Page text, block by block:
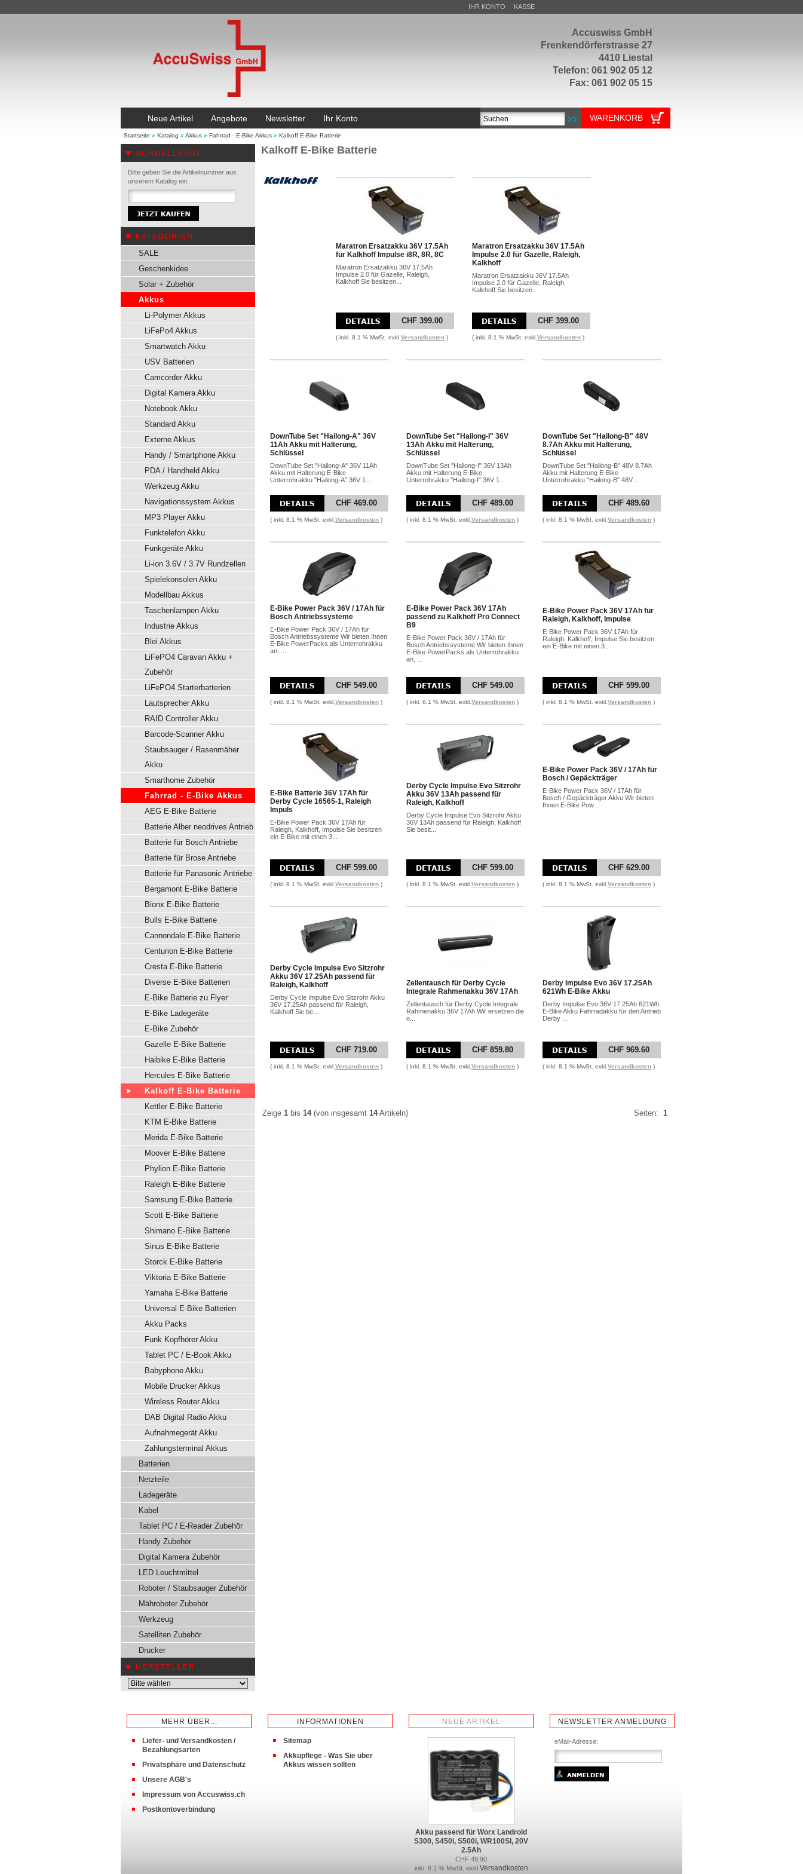
Accuswiss GmbH
Frenkendörferstrasse 27
4410 Liestal
Telefon: 061 902 05 12
Fax: 061 902 05 15
IHR KONTO KASSE
Neue Artikel Angebote Newsletter Ihr Konto WARENKORB
Startseite » Katalog » Akkus » Fahrrad - E-Bike Akkus » Kalkoff E-Bike Batterie
SCHNELLKAUF
Bitte geben Sie die Artikelnummer aus
unserem Katalog ein.
KATEGORIEN
SALE
Geschenkidee
Solar + Zubehör
Akkus
Li-Polymer Akkus
LiFePo4 Akkus
Smartwatch Akku
USV Batterien
Camcorder Akku
Digital Kamera Akku
Notebook Akku
Standard Akku
Externe Akkus
Handy / Smartphone Akku
PDA / Handheld Akku
Werkzeug Akku
Navigationssystem Akkus
MP3 Player Akku
Funktelefon Akku
Funkgeräte Akku
Li-ion 3.6V / 3.7V Rundzellen
Spielekonsolen Akku
Modellbau Akkus
Taschenlampen Akku
Industrie Akkus
Blei Akkus
LiFePO4 Caravan Akku +
Zubehör
LiFePO4 Starterbatterien
Lautsprecher Akku
RAID Controller Akku
Barcode-Scanner Akku
Staubsauger / Rasenmäher
Akku
Smarthome Zubehör
Fahrrad - E-Bike Akkus
AEG E-Bike Batterie
Batterie Alber neodrives Antrieb
Batterie für Bosch Antriebe
Batterie für Brose Antriebe
Batterie für Panasonic Antriebe
Bergamont E-Bike Batterie
Bionx E-Bike Batterie
Bulls E-Bike Batterie
Cannondale E-Bike Batterie
Centurion E-Bike Batterie
Cresta E-Bike Batterie
Diverse E-Bike Batterien
E-Bike Batterie zu Flyer
E-Bike Ladegeräte
E-Bike Zubehör
Gazelle E-Bike Batterie
Haibike E-Bike Batterie
Hercules E-Bike Batterie
Kalkoff E-Bike Batterie
Kettler E-Bike Batterie
KTM E-Bike Batterie
Merida E-Bike Batterie
Moover E-Bike Batterie
Phylion E-Bike Batterie
Raleigh E-Bike Batterie
Samsung E-Bike Batterie
Scott E-Bike Batterie
Shimano E-Bike Batterie
Sinus E-Bike Batterie
Storck E-Bike Batterie
Viktoria E-Bike Batterie
Yamaha E-Bike Batterie
Universal E-Bike Batterien
Akku Packs
Funk Kopfhörer Akku
Tablet PC / E-Book Akku
Babyphone Akku
Mobile Drucker Akkus
Wireless Router Akku
DAB Digital Radio Akku
Aufnahmegerät Akku
Zahlungsterminal Akkus
Batterien
Netzteile
Ladegeräte
Kabel
Tablet PC / E-Reader Zubehör
Handy Zubehör
Digital Kamera Zubehör
LED Leuchtmittel
Roboter / Staubsauger Zubehör
Mähroboter Zubehör
Werkzeug
Satelliten Zubehör
Drucker
HERSTELLER
Kalkoff E-Bike Batterie
Maratron Ersatzakku 36V 17.5Ah
für Kalkhoff Impulse i8R, 8R, 8C
Maratron Ersatzakku 36V 17.5Ah
Impulse 2.0 für Gazelle, Raleigh,
Kalkhoff Sie besitzen...
CHF 399.00
( inkl. 8.1 % MwSt. exkl. Versandkosten )
Maratron Ersatzakku 36V 17.5Ah
Impulse 2.0 für Gazelle, Raleigh,
Kalkhoff
Maratron Ersatzakku 36V 17.5Ah
Impulse 2.0 für Gazelle, Raleigh,
Kalkhoff Sie besitzen...
CHF 399.00
( inkl. 8.1 % MwSt. exkl. Versandkosten )
DownTube Set "Hailong-A" 36V
11Ah Akku mit Halterung,
Schlüssel
DownTube Set "Hailong-A" 36V 11Ah
Akku mit Halterung E-Bike
Unterrohrakku "Hailong-A" 36V 1...
CHF 469.00
( inkl. 8.1 % MwSt. exkl. Versandkosten )
DownTube Set "Hailong-I" 36V
13Ah Akku mit Halterung,
Schlüssel
DownTube Set "Hailong-I" 36V 13Ah
Akku mit Halterung E-Bike
Unterrohrakku "Hailong-I" 36V 1...
CHF 489.00
( inkl. 8.1 % MwSt. exkl. Versandkosten )
DownTube Set "Hailong-B" 48V
8.7Ah Akku mit Halterung,
Schlüssel
DownTube Set "Hailong-B" 48V 8.7Ah
Akku mit Halterung E-Bike
Unterrohrakku "Hailong-B" 48V ...
CHF 489.60
( inkl. 8.1 % MwSt. exkl. Versandkosten )
E-Bike Power Pack 36V / 17Ah für
Bosch Antriebssysteme
E-Bike Power Pack 36V / 17Ah für
Bosch Antriebssysteme Wir bieten Ihnen
E-Bike PowerPacks als Unterrohrakku
an, ...
CHF 549.00
( inkl. 8.1 % MwSt. exkl. Versandkosten )
E-Bike Power Pack 36V 17Ah
passend zu Kalkhoff Pro Connect
B9
E-Bike Power Pack 36V / 17Ah für
Bosch Antriebssysteme Wir bieten Ihnen
E-Bike PowerPacks als Unterrohrakku
an, ...
CHF 549.00
( inkl. 8.1 % MwSt. exkl. Versandkosten )
E-Bike Power Pack 36V 17Ah für
Raleigh, Kalkhoff, Impulse
E-Bike Power Pack 36V 17Ah für
Raleigh, Kalkhoff, Impulse Sie besitzen
ein E-Bike mit einen 3...
CHF 599.00
( inkl. 8.1 % MwSt. exkl. Versandkosten )
E-Bike Batterie 36V 17Ah für
Derby Cycle 16565-1, Raleigh
Impuls
E-Bike Power Pack 36V 17Ah für
Raleigh, Kalkhoff, Impulse Sie besitzen
ein E-Bike mit einen 3...
CHF 599.00
( inkl. 8.1 % MwSt. exkl. Versandkosten )
Derby Cycle Impulse Evo Sitzrohr
Akku 36V 13Ah passend für
Raleigh, Kalkhoff
Derby Cycle Impulse Evo Sitzrohr Akku
36V 13Ah passend für Raleigh, Kalkhoff
Sie besit...
CHF 599.00
( inkl. 8.1 % MwSt. exkl. Versandkosten )
E-Bike Power Pack 36V / 17Ah für
Bosch / Gepäckträger
E-Bike Power Pack 36V / 17Ah für
Bosch / Gepäckträger Akku Wir bieten
Ihnen E-Bike Pow...
CHF 629.00
( inkl. 8.1 % MwSt. exkl. Versandkosten )
Derby Cycle Impulse Evo Sitzrohr
Akku 36V 17.25Ah passend für
Raleigh, Kalkhoff
Derby Cycle Impulse Evo Sitzrohr Akku
36V 17.25Ah passend für Raleigh,
Kalkhoff Sie be...
CHF 719.00
( inkl. 8.1 % MwSt. exkl. Versandkosten )
Zellentausch für Derby Cycle
Integrale Rahmenakku 36V 17Ah
Zellentausch für Derby Cycle Integrale
Rahmenakku 36V 17Ah Wir ersetzen die
o...
CHF 859.80
( inkl. 8.1 % MwSt. exkl. Versandkosten )
Derby Impulse Evo 36V 17.25Ah
621Wh E-Bike Akku
Derby Impulse Evo 36V 17.25Ah 621Wh
E-Bike Akku Fahrradakku für den Antrieb
Derby ...
CHF 969.60
( inkl. 8.1 % MwSt. exkl. Versandkosten )
Zeige 1 bis 14(von insgesamt 14Artikeln) Seiten: 1
MEHR ÜBER...
Liefer- und Versandkosten /
Bezahlungsarten
Privatsphäre und Datenschutz
Unsere AGB's
Impressum von Accuswiss.ch
Postkontoverbindung
INFORMATIONEN
Sitemap
Akkupflege - Was Sie über
Akkus wissen sollten
NEUE ARTIKEL
Akku passend für Worx Landroid
S300, S450i, S500i, WR100SI, 20V
2.5Ah
CHF 49.90
inkl. 8.1 % MwSt. exkl. Versandkosten
NEWSLETTER ANMELDUNG
eMail-Adresse: